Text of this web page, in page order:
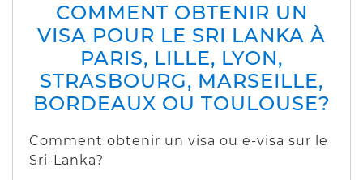
COMMENT OBTENIR UN
VISA POUR LE SRI LANKA À
PARIS, LILLE, LYON,
STRASBOURG, MARSEILLE,
BORDEAUX OU TOULOUSE?
Comment obtenir un visa ou e-visa sur le
Sri-Lanka?